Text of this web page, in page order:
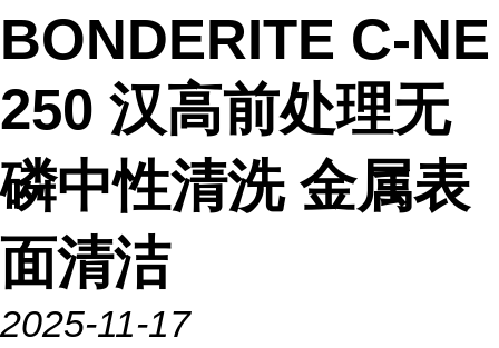
BONDERITE C-NE
250 汉高前处理无
磷中性清洗 金属表
面清洁
2025-11-17